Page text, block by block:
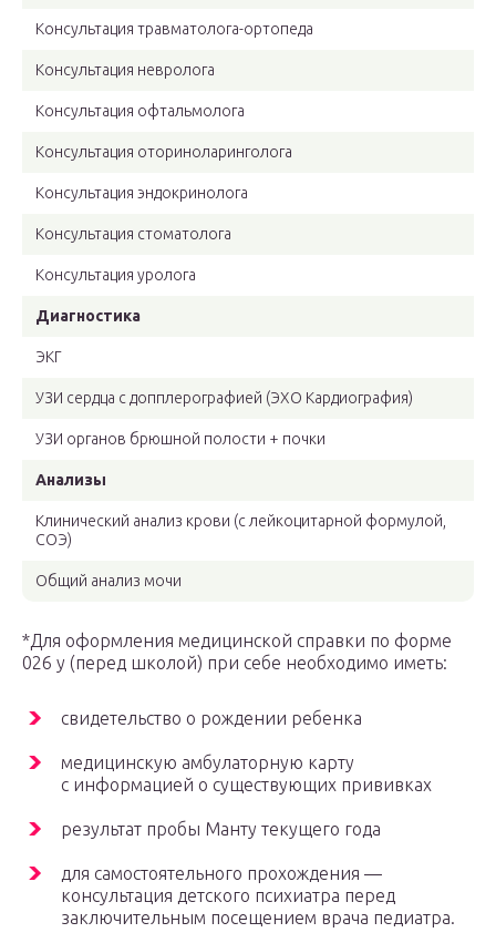
Консультация травматолога-ортопеда
Консультация невролога
Консультация офтальмолога
Консультация оториноларинголога
Консультация эндокринолога
Консультация стоматолога
Консультация уролога
Диагностика
ЭКГ
УЗИ сердца с допплерографией (ЭХО Кардиография)
УЗИ органов брюшной полости + почки
Анализы
Клинический анализ крови (с лейкоцитарной формулой,
СОЭ)
Общий анализ мочи
*Для оформления медицинской справки по форме
026 у (перед школой) при себе необходимо иметь:
свидетельство о рождении ребенка
медицинскую амбулаторную карту
с информацией о существующих прививках
результат пробы Манту текущего года
для самостоятельного прохождения —
консультация детского психиатра перед
заключительным посещением врача педиатра.